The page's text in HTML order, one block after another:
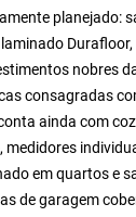
planejado:
nobres
consagradas
ainda com
em quartos e
de garagem